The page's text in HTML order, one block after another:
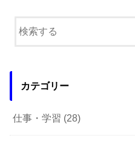
カテゴリー
仕事・学習 (28)